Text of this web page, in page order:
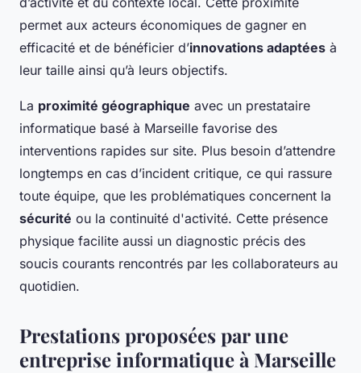
permet aux acteurs économiques de gagner en
efficacité et de bénéficier d’innovations adaptées à
leur taille ainsi qu’à leurs objectifs.
La proximité géographique avec un prestataire
informatique basé à Marseille favorise des
interventions rapides sur site. Plus besoin d’attendre
longtemps en cas d’incident critique, ce qui rassure
toute équipe, que les problématiques concernent la
sécurité ou la continuité d'activité. Cette présence
physique facilite aussi un diagnostic précis des
soucis courants rencontrés par les collaborateurs au
quotidien.
Prestations proposées par une
entreprise informatique à Marseille